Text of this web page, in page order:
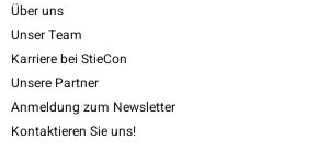
Über uns
Unser Team
Karriere bei StieCon
Unsere Partner
Anmeldung zum Newsletter
Kontaktieren Sie uns!